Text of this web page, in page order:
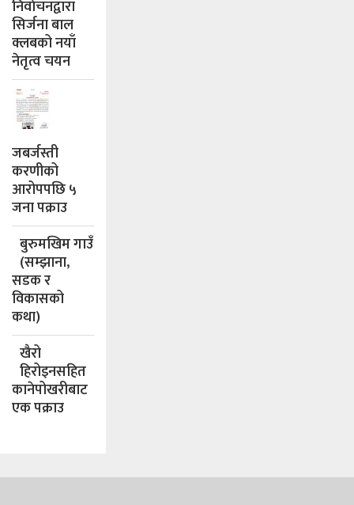
निर्वाचनद्वारा
सिर्जना बाल
क्लबको नयाँ
नेतृत्व चयन
जबर्जस्ती
करणीको
आरोपपछि ५
जना पक्राउ
बुरुमखिम गाउँ
(सम्झाना,
सडक र
विकासको
कथा)
खैरो
हिरोइनसहित
कानेपोखरीबाट
एक पक्राउ